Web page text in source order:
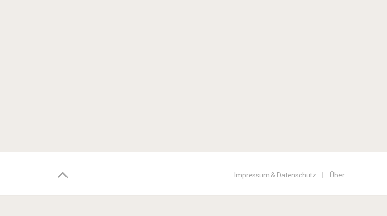
Impressum & Datenschutz Über